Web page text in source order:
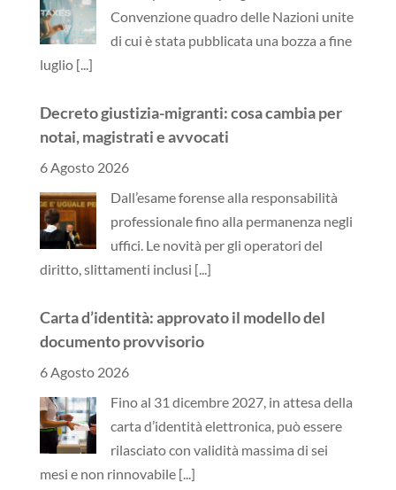
Convenzione quadro delle Nazioni unite
di cui è stata pubblicata una bozza a fine
luglio [...]
Decreto giustizia-migranti: cosa cambia per
notai, magistrati e avvocati
6 Agosto 2026
Dall’esame forense alla responsabilità
professionale fino alla permanenza negli
uffici. Le novità per gli operatori del
diritto, slittamenti inclusi [...]
Carta d’identità: approvato il modello del
documento provvisorio
6 Agosto 2026
Fino al 31 dicembre 2027, in attesa della
carta d’identità elettronica, può essere
rilasciato con validità massima di sei
mesi e non rinnovabile [...]